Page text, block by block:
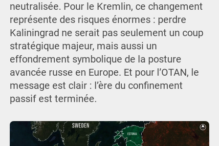
neutralisée. Pour le Kremlin, ce changement
représente des risques énormes : perdre
Kaliningrad ne serait pas seulement un coup
stratégique majeur, mais aussi un
effondrement symbolique de la posture
avancée russe en Europe. Et pour l’OTAN, le
message est clair : l’ère du confinement
passif est terminée.